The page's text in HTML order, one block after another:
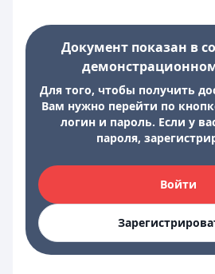
Документ показан в
Для того, чтобы получить
Вам нужно перейти по
логин и пароль. Если у
пароля,
Войти